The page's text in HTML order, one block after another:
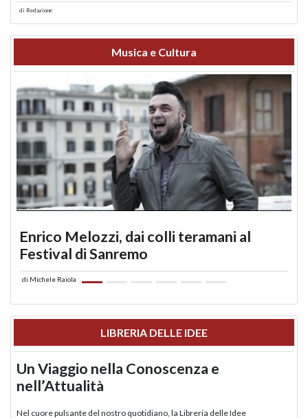
di Redazione
Musica e Cultura
Enrico Melozzi, dai colli teramani al
Festival di Sanremo
di Michele Raiola
LIBRERIA DELLE IDEE
Un Viaggio nella Conoscenza e
nell’Attualità
Nel cuore pulsante del nostro quotidiano, la Libreria delle Idee